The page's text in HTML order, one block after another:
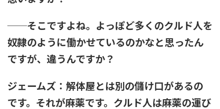
──そこですよね。よっぽど多くのクルド人を
奴隷のように働かせているのかなと思ったん
ですが、違うんですか？
ジェームズ：解体屋とは別の儲け口があるの
です。それが麻薬です。クルド人は麻薬の運び